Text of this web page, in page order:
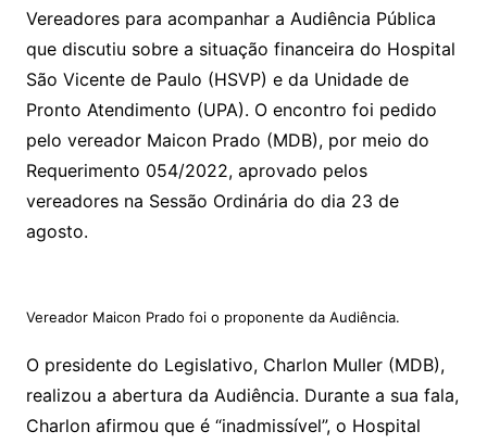
Vereadores para acompanhar a Audiência Pública
que discutiu sobre a situação financeira do Hospital
São Vicente de Paulo (HSVP) e da Unidade de
Pronto Atendimento (UPA). O encontro foi pedido
pelo vereador Maicon Prado (MDB), por meio do
Requerimento 054/2022, aprovado pelos
vereadores na Sessão Ordinária do dia 23 de
agosto.
Vereador Maicon Prado foi o proponente da Audiência.
O presidente do Legislativo, Charlon Muller (MDB),
realizou a abertura da Audiência. Durante a sua fala,
Charlon afirmou que é “inadmissível”, o Hospital